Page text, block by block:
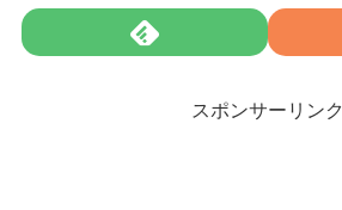
スポンサーリンク